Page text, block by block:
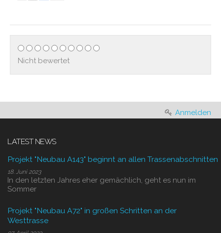
Nicht bewertet
Anmelden
LATEST NEWS
Projekt "Neubau A143" beginnt an allen Trassenabschnitten
18. Juni 2023
In den letzten Jahres eher gemächlich, geht es nun im
Sommer
Projekt "Neubau A72" in großen Schritten an der
Westtrasse